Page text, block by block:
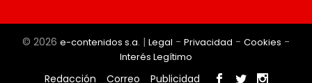
© 2026 e-contenidos s.a. | Legal - Privacidad - Cookies -
Interés Legítimo
Redacción Correo Publicidad